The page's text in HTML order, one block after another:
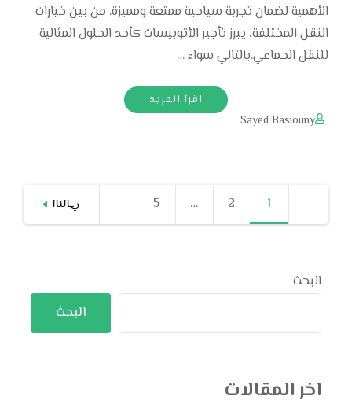
الأهمية لضمان تجربة سياحية ممتعة ومميزة. من بين خيارات
النقل المختلفة، يبرز تأجير الأتوبيسات كأحد الحلول المثالية
للنقل الجماعي.بالتالي سواء …
اقرأ المزيد
Sayed Basiouny
pagination
1 صفحة2
… صفحة5 التالي
البحث
البحث
اخر المقالات